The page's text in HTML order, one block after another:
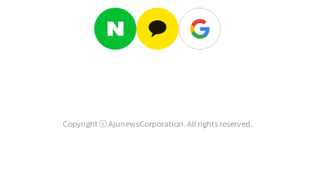
Copyright ⓒ AjunewsCorporation. All rights reserved.